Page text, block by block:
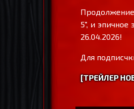
5", и
26.04.2026!
Для
[ТРЕЙЛЕР